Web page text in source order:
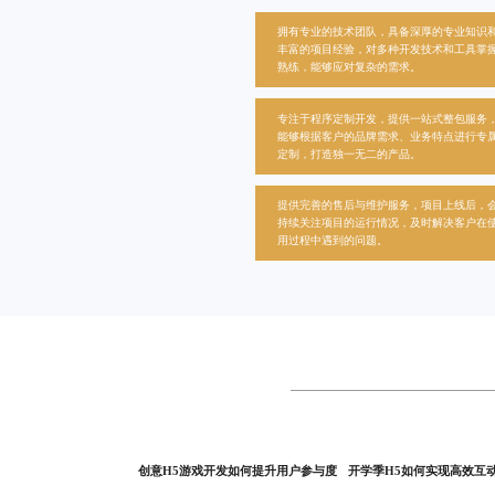
拥有专业的技术团队，具备深厚的专业知识
丰富的项目经验，对多种开发技术和工具掌
熟练，能够应对复杂的需求。
专注于程序定制开发 ，提供一站式整包服务
能够根据客户的品牌需求、业务特点进行专
定制，打造独一无二的产品。
提供完善的售后与维护服务，项目上线后，
持续关注项目的运行情况，及时解决客户在
用过程中遇到的问题。
创意H5游戏开发如何提升用户参与度 开学季H5如何实现高效互